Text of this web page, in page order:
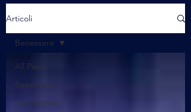
Articoli
All Posts
Benessere
Conferenze
Benessere